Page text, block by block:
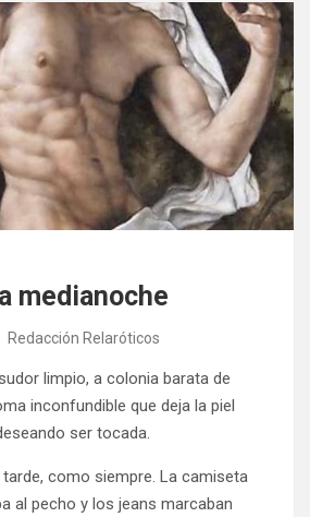
medianoche
Redacción Relaróticos
limpio, a colonia barata de
inconfundible que deja la piel
ser tocada.
como siempre. La camiseta
al pecho y los jeans marcaban